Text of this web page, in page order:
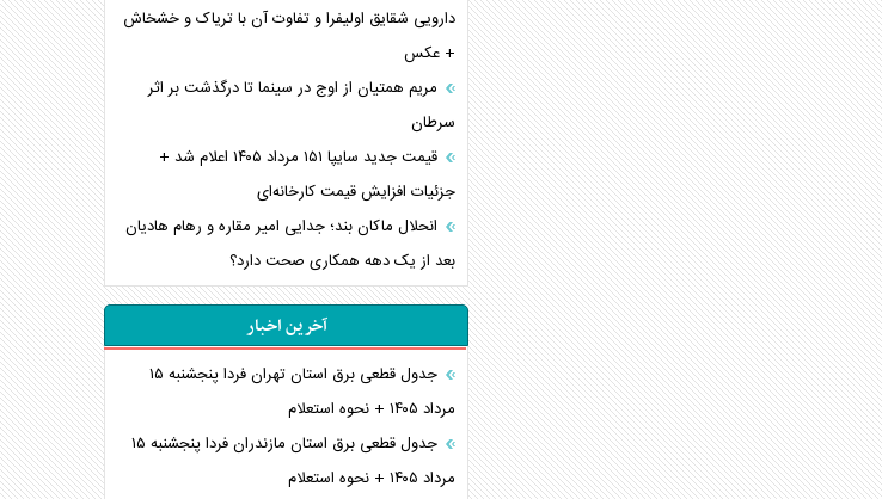
دارویی شقایق اولیفرا و تفاوت آن با تریاک و خشخاش
+ عکس
مریم همتیان از اوج در سینما تا درگذشت بر اثر
سرطان
قیمت جدید سایپا ۱۵۱ مرداد ۱۴۰۵ اعلام شد +
جزئیات افزایش قیمت کارخانه‌ای
انحلال ماکان بند؛ جدایی امیر مقاره و رهام هادیان
بعد از یک دهه همکاری صحت دارد؟
آخرین اخبار
جدول قطعی برق استان تهران فردا پنجشنبه ۱۵
مرداد ۱۴۰۵ + نحوه استعلام
جدول قطعی برق استان مازندران فردا پنجشنبه ۱۵
مرداد ۱۴۰۵ + نحوه استعلام